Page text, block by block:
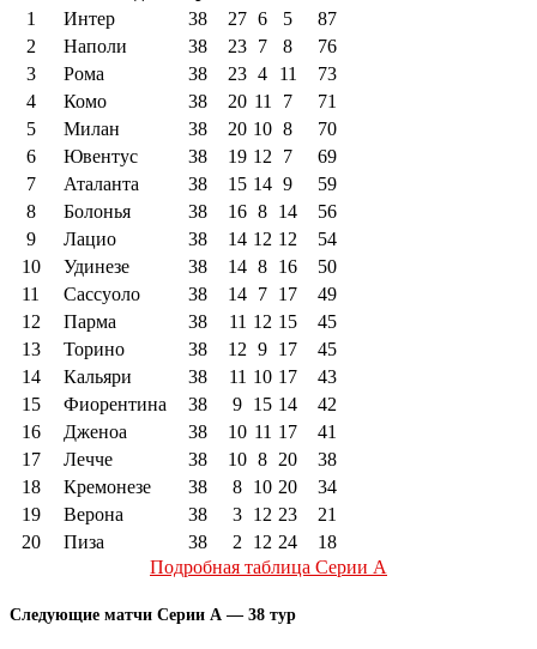
1
Интер 38 27 6 5
87
2
Наполи 38 23 7 8
76
3
Рома 38 23 4 11
73
4
Комо 38 20 11 7
71
5
Милан 38 20 10 8
70
6
Ювентус 38 19 12 7
69
7
Аталанта 38 15 14 9
59
8
Болонья 38 16 8 14
56
9
Лацио 38 14 12 12
54
10
Удинезе 38 14 8 16
50
11
Сассуоло 38 14 7 17
49
12
Парма 38 11 12 15
45
13
Торино 38 12 9 17
45
14
Кальяри 38 11 10 17
43
15
Фиорентина 38 9 15 14
42
16
Дженоа 38 10 11 17
41
17
Лечче 38 10 8 20
38
18
Кремонезе 38 8 10 20
34
19
Верона 38 3 12 23
21
20
Пиза 38 2 12 24
18
Подробная таблица Серии А
Следующие матчи Серии А — 38 тур